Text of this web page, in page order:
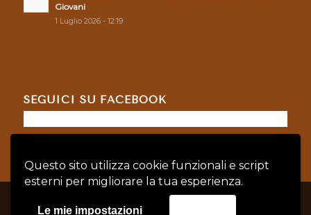
Questo sito utilizza cookie funzionali e script
esterni per migliorare la tua esperienza.
Le mie impostazioni
Giovani
1 Luglio 2026 - 12:19
SEGUICI SU FACEBOOK
© Copyright - GAL DAUNIA RURALE 2020 - P.IVA: 04128760719 |